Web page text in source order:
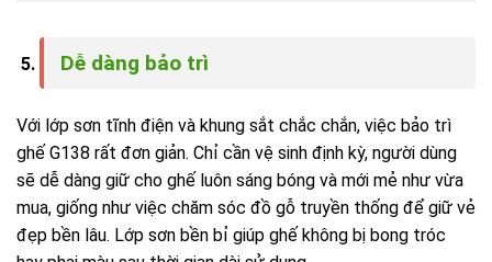
Dễ dàng bảo trì
Với lớp sơn tĩnh điện và khung sắt chắc chắn, việc bảo trì
ghế G138 rất đơn giản. Chỉ cần vệ sinh định kỳ, người dùng
sẽ dễ dàng giữ cho ghế luôn sáng bóng và mới mẻ như vừa
mua, giống như việc chăm sóc đồ gỗ truyền thống để giữ vẻ
đẹp bền lâu. Lớp sơn bền bỉ giúp ghế không bị bong tróc